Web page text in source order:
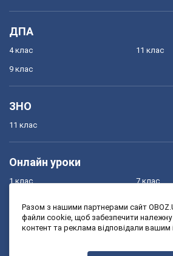
ДПА
4 клас
9 клас
11 клас
ЗНО
11 клас
Онлайн уроки
1 клас
3 клас
7 клас
9 клас
Разом з нашими партнерами сайт
файли cookie, щоб забезпечити належну
контент та реклама відповідали вашим